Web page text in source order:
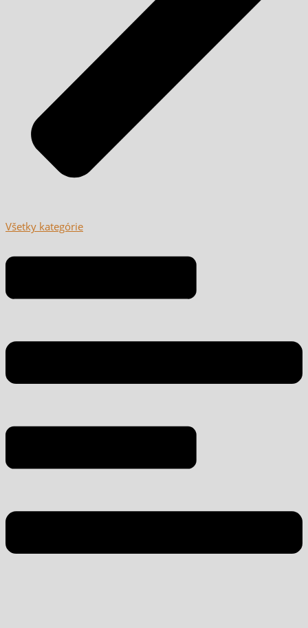
Všetky kategórie